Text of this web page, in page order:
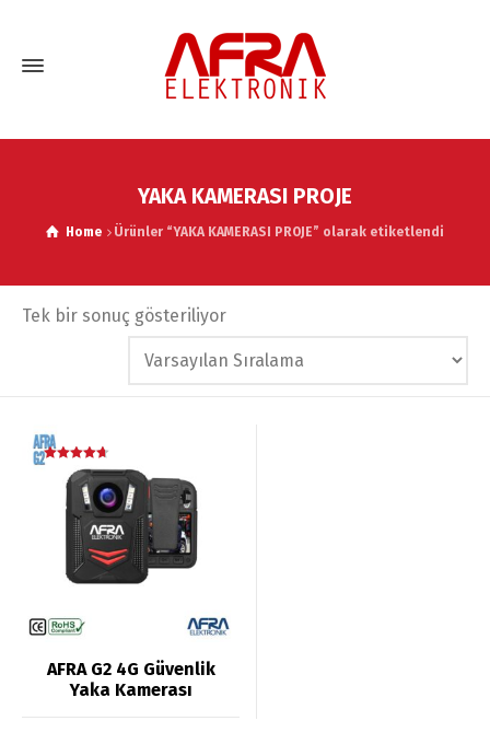
YAKA KAMERASI PROJE
Home Ürünler “YAKA KAMERASI PROJE” olarak etiketlendi
Tek bir sonuç gösteriliyor
5 üzerinden
4.60
AFRA G2 4G Güvenlik
Yaka Kamerası